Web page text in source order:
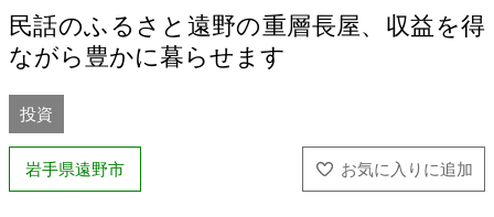
民話のふるさと遠野の重層長屋、収益を得
ながら豊かに暮らせます
投資
岩手県遠野市